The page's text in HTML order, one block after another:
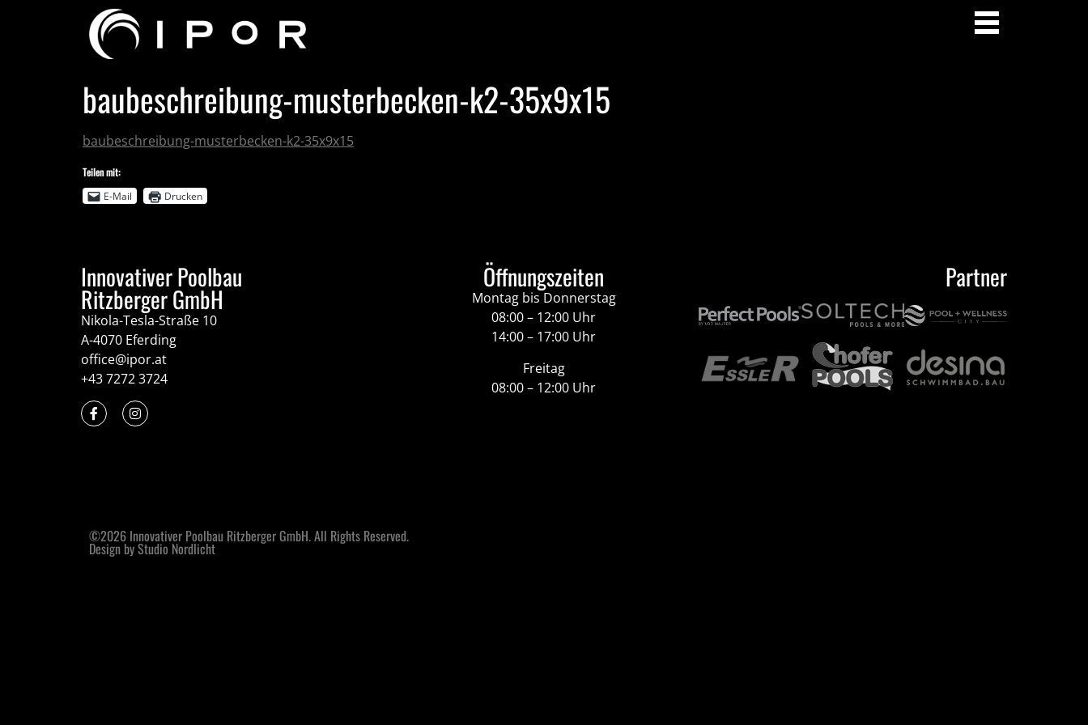
baubeschreibung-musterbecken-k2-35x9x15
baubeschreibung-musterbecken-k2-35x9x15
Teilen mit:
E-Mail
Drucken
Innovativer Poolbau
Ritzberger GmbH
Nikola-Tesla-Straße 10
A-4070 Eferding
office@ipor.at
+43 7272 3724
Öffnungszeiten
Montag bis Donnerstag
08:00 – 12:00 Uhr
14:00 – 17:00 Uhr
Freitag
08:00 – 12:00 Uhr
Partner
©2026 Innovativer Poolbau Ritzberger GmbH. All Rights Reserved.
Design by Studio Nordlicht